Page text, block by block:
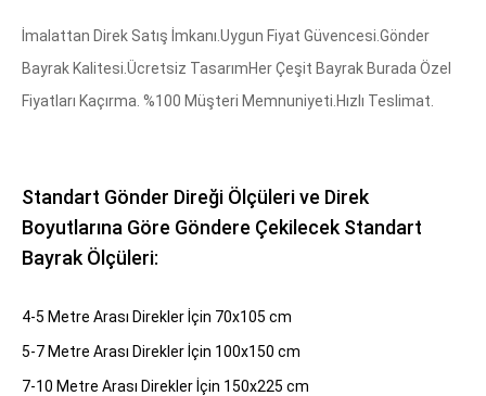
İmalattan Direk Satış İmkanı.Uygun Fiyat Güvencesi.Gönder
Bayrak Kalitesi.Ücretsiz TasarımHer Çeşit Bayrak Burada Özel
Fiyatları Kaçırma. %100 Müşteri Memnuniyeti.Hızlı Teslimat.
Standart Gönder Direği Ölçüleri ve Direk
Boyutlarına Göre Göndere Çekilecek Standart
Bayrak Ölçüleri:
4-5 Metre Arası Direkler İçin 70x105 cm
5-7 Metre Arası Direkler İçin 100x150 cm
7-10 Metre Arası Direkler İçin 150x225 cm